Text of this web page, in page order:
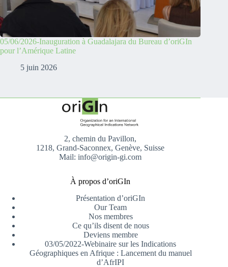
05/06/2026-Inauguration à Guadalajara du Bureau d’oriGIn
pour l’Amérique Latine
5 juin 2026
2, chemin du Pavillon,
1218, Grand-Saconnex, Genève, Suisse
Mail: info@origin-gi.com
À propos d’oriGIn
Présentation d’oriGIn
Our Team
Nos membres
Ce qu’ils disent de nous
Deviens membre
03/05/2022-Webinaire sur les Indications
Géographiques en Afrique : Lancement du manuel
d’AfrIPI